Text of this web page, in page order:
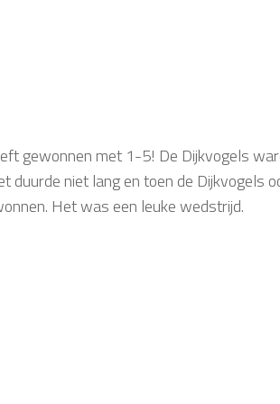
gewonnen met 1-5! De Dijkvogels
niet lang en toen de Dijkvogels
Het was een leuke wedstrijd.